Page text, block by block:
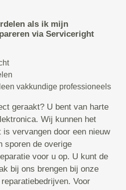
als ik mijn
via Serviceright
vakkundige professioneels
geraakt? U bent van harte
Wij kunnen het
vervangen door een nieuw
sporen de overige
voor u op. U kunt de
bij ons brengen bij onze
Voor